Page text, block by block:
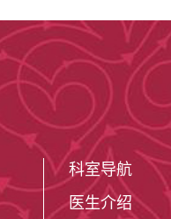
科室导航
医生介绍